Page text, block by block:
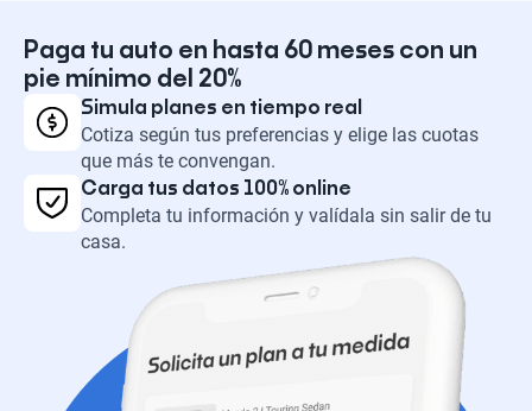
Paga tu auto en hasta 60 meses con un
pie mínimo del 20%
Simula planes en tiempo real
Cotiza según tus preferencias y elige las cuotas
que más te convengan.
Carga tus datos 100% online
Completa tu información y valídala sin salir de tu
casa.